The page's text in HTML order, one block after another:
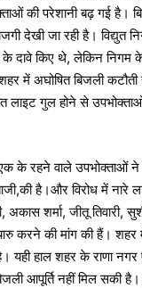
की परेशानी बढ़ गई है।
देखी जा रही है। विद्युत निगम
दावे किए थे, लेकिन निगम
में अघोषित बिजली
लाइट गुल होने से
के रहने वाले उपभोक्ताओं ने
है।और विरोध में नारे
अकास शर्मा, जीतू तिवारी,
करने की मांग की हैं। शहर
है। यही हाल शहर के राणा
आपूर्ति नहीं मिल सकी